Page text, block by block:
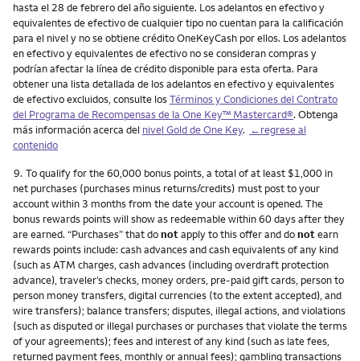
hasta el 28 de febrero del año siguiente. Los adelantos en efectivo y
equivalentes de efectivo de cualquier tipo no cuentan para la calificación
para el nivel y no se obtiene crédito OneKeyCash por ellos. Los adelantos
en efectivo y equivalentes de efectivo no se consideran compras y
podrían afectar la línea de crédito disponible para esta oferta. Para
obtener una lista detallada de los adelantos en efectivo y equivalentes
de efectivo excluidos, consulte losTérminos y Condiciones del Contrato
del Programa de Recompensas de la One Key™ Mastercard®. Obtenga
más información acerca del nivel Gold de One Key. ←regrese al
contenido
Nota
9. To qualify for the 60,000 bonus points, a total of at least $1,000 in
net purchases (purchases minus returns/credits) must post to your
account within 3 months from the date your account is opened. The
bonus rewards points will show as redeemable within 60 days after they
are earned. “Purchases” that donotapply to this offer and donotearn
rewards points include: cash advances and cash equivalents of any kind
(such as ATM charges, cash advances (including overdraft protection
advance), traveler’s checks, money orders, pre-paid gift cards, person to
person money transfers, digital currencies (to the extent accepted), and
wire transfers); balance transfers; disputes, illegal actions, and violations
(such as disputed or illegal purchases or purchases that violate the terms
of your agreements); fees and interest of any kind (such as late fees,
returned payment fees, monthly or annual fees); gambling transactions